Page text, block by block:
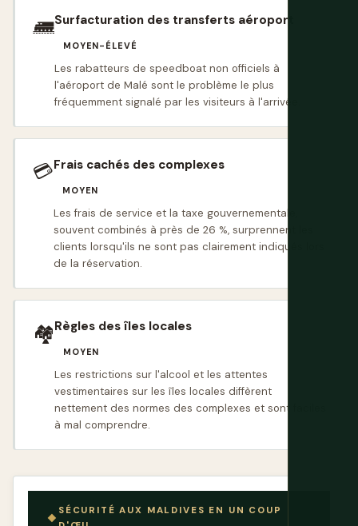
🛲Surfacturation des transferts aéroport
MOYEN-ÉLEVÉ
Les rabatteurs de speedboat non officiels à
l'aéroport de Malé sont le problème le plus
fréquemment signalé par les visiteurs à l'arrivée.
💳Frais cachés des complexes
MOYEN
Les frais de service et la taxe gouvernementale,
souvent combinés à près de 26 %, surprennent les
clients lorsqu'ils ne sont pas clairement indiqués lors
de la réservation.
🏘️Règles des îles locales
MOYEN
Les restrictions sur l'alcool et les attentes
vestimentaires sur les îles locales diffèrent
nettement des normes des complexes et sont faciles
à mal comprendre.
SÉCURITÉ AUX MALDIVES EN UN COUP